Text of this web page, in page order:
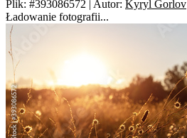
Plik: #393086572 | Autor: Kyryl Gorlov
Ładowanie fotografii...